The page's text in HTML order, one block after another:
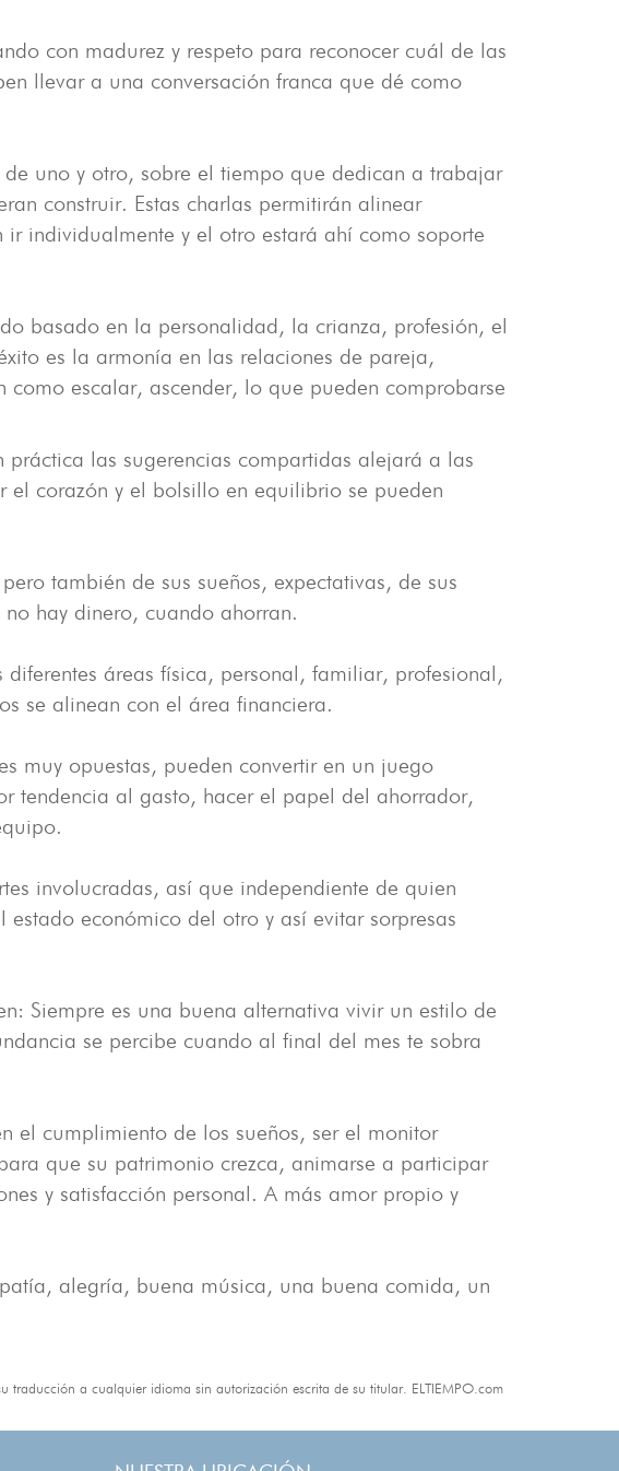
con madurez y respeto para reconocer cuál de las
llevar a una conversación franca que dé como
uno y otro, sobre el tiempo que dedican a trabajar
construir. Estas charlas permitirán alinear
individualmente y el otro estará ahí como soporte
basado en la personalidad, la crianza, profesión, el
es la armonía en las relaciones de pareja,
escalar, ascender, lo que pueden comprobarse
práctica las sugerencias compartidas alejará a las
el corazón y el bolsillo en equilibrio se pueden
también de sus sueños, expectativas, de sus
hay dinero, cuando ahorran.
áreas física, personal, familiar, profesional,
se alinean con el área financiera.
muy opuestas, pueden convertir en un juego
tendencia al gasto, hacer el papel del ahorrador,
involucradas, así que independiente de quien
económico del otro y así evitar sorpresas
Siempre es una buena alternativa vivir un estilo de
se percibe cuando al final del mes te sobra
el cumplimiento de los sueños, ser el monitor
que su patrimonio crezca, animarse a participar
y satisfacción personal. A más amor propio y
alegría, buena música, una buena comida, un
a cualquier idioma sin autorización escrita de su titular. ELTIEMPO.com